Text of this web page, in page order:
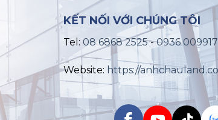
KẾT NỐI VỚI CHÚNG TÔI
Tel:08 6868 2525-0936 009917
Website: https://